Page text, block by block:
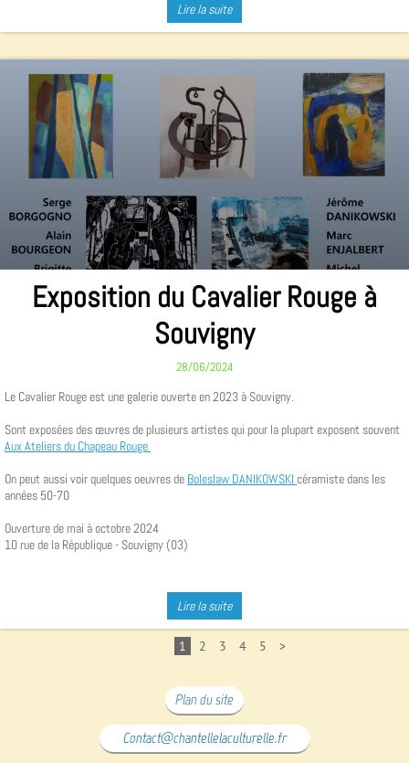
Lire la suite
Exposition du Cavalier Rouge à
Souvigny
28/06/2024
Le Cavalier Rouge est une galerie ouverte en 2023 à Souvigny.
Sont exposées des œuvres de plusieurs artistes qui pour la plupart exposent souvent
Aux Ateliers du Chapeau Rouge
On peut aussi voir quelques oeuvres de Boleslaw DANIKOWSKI céramiste dans les
années 50-70
Ouverture de mai à octobre 2024
10 rue de la République - Souvigny (03)
Lire la suite
1 2 3 4 5 >
Plan du site
Contact@chantellelaculturelle.fr